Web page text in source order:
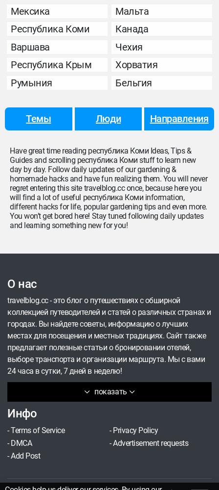
Мексика
Мальта
Республика Коми
Канада
Варшава
Чехия
Республика Крым
Хорватия
Румыния
Бельгия
Темы Люди Направления
Have great time reading республика Коми Ideas, Tips &
Guides and scrolling республика Коми stuff to learn new
day by day. Follow daily updates of our gardening &
homemade hacks and have fun realizing them. You will never
regret entering this site travelblog.cc once, because here you
will find a lot of useful республика Коми information,
different hacks for life, popular gardening tips and even more.
You won’t get bored here! Stay tuned following daily updates
and learning something new for you!
О нас
показать
travelblog.cc - это блог о путешествиях с обширной
коллекцией путеводителей и статей о различных странах и
городах. Вы найдете советы, информацию о лучших
местах для посещения и местных традициях. Сайт также
предлагает полезные статьи о бронировании отелей,
выборе транспорта и организации маршрута. Мы с вами
24 часа в сутки, 7 дней в неделю!
Инфо
-Terms of Service - Privacy Policy
- DMCA -Advertisement requests
-Add Post